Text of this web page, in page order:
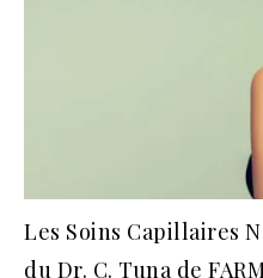
Les Soins Capillaires
du Dr. C. Tuna de